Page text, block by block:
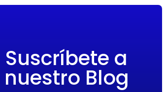
Suscríbete a
nuestro Blog